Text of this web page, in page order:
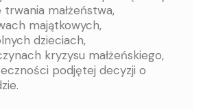
trwania małżeństwa,
majątkowych,
dzieciach,
kryzysu małżeńskiego,
podjętej decyzji o